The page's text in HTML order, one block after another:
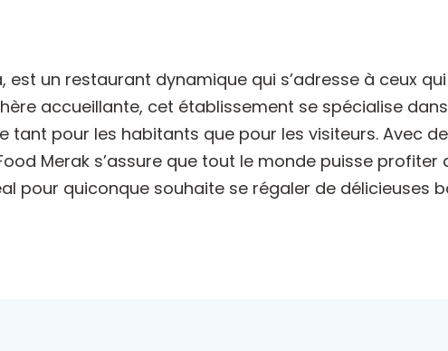
est un restaurant dynamique qui s’adresse à ceux
accueillante, cet établissement se spécialise
pour les habitants que pour les visiteurs. Avec
Merak s’assure que tout le monde puisse profiter
pour quiconque souhaite se régaler de délicieuses